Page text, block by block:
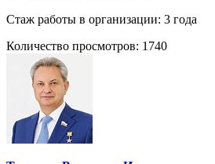
Стаж работы в организации: 3 года
Количество просмотров: 1740